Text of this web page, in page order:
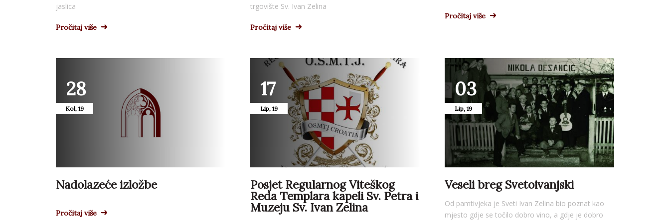
jaslica
Pročitaj više
trgovište Sv. Ivan Zelina
Pročitaj više
Pročitaj više
28
Kol, 19
Nadolazeće izložbe
Pročitaj više
17
Lip, 19
Posjet Regularnog Viteškog
Reda Templara kapeli Sv. Petra i
Muzeju Sv. Ivan Zelina
03
Lip, 19
Veseli breg Svetoivanjski
Od pamtivjeka je Sveti Ivan Zelina bio poznat kao
mjesto gdje se točilo dobro vino, a gdje je dobro